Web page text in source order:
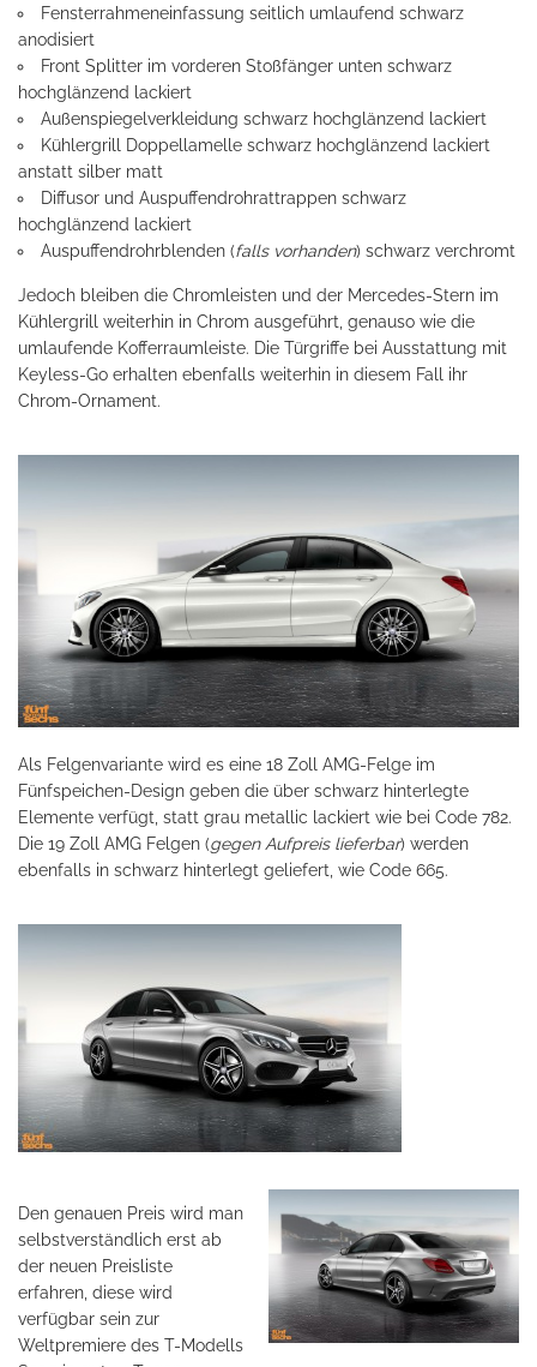
Fensterrahmeneinfassung seitlich umlaufend schwarz
anodisiert
Front Splitter im vorderen Stoßfänger unten schwarz
hochglänzend lackiert
Außenspiegelverkleidung schwarz hochglänzend lackiert
Kühlergrill Doppellamelle schwarz hochglänzend lackiert
anstatt silber matt
Diffusor und Auspuffendrohrattrappen schwarz
hochglänzend lackiert
Auspuffendrohrblenden (falls vorhanden) schwarz verchromt
Jedoch bleiben die Chromleisten und der Mercedes-Stern im
Kühlergrill weiterhin in Chrom ausgeführt, genauso wie die
umlaufende Kofferraumleiste. Die Türgriffe bei Ausstattung mit
Keyless-Go erhalten ebenfalls weiterhin in diesem Fall ihr
Chrom-Ornament.
Als Felgenvariante wird es eine 18 Zoll AMG-Felge im
Fünfspeichen-Design geben die über schwarz hinterlegte
Elemente verfügt, statt grau metallic lackiert wie bei Code 782.
Die 19 Zoll AMG Felgen (gegen Aufpreis lieferbar) werden
ebenfalls in schwarz hinterlegt geliefert, wie Code 665.
Den genauen Preis wird man
selbstverständlich erst ab
der neuen Preisliste
erfahren, diese wird
verfügbar sein zur
Weltpremiere des T-Modells